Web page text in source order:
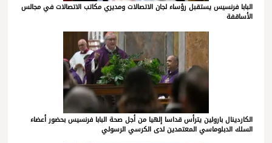
البابا فرنسيس يستقبل رؤساء لجان الاتصالات ومديري مكاتب الاتصالات في مجالس
الأساقفة
الكاردينال بارولين يترأس قداسا إلهيا من أجل صحة البابا فرنسيس بحضور أعضاء
السلك الدبلوماسي المعتمدين لدى الكرسي الرسولي